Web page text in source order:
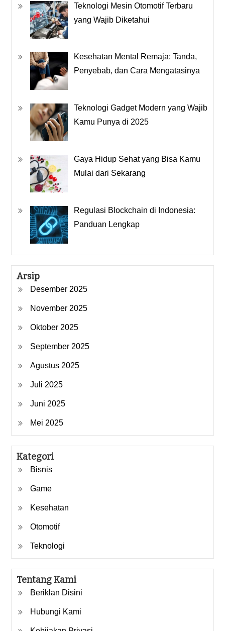
Teknologi Mesin Otomotif Terbaru
yang Wajib Diketahui
Kesehatan Mental Remaja: Tanda,
Penyebab, dan Cara Mengatasinya
Teknologi Gadget Modern yang Wajib
Kamu Punya di 2025
Gaya Hidup Sehat yang Bisa Kamu
Mulai dari Sekarang
Regulasi Blockchain di Indonesia:
Panduan Lengkap
Arsip
Desember 2025
November 2025
Oktober 2025
September 2025
Agustus 2025
Juli 2025
Juni 2025
Mei 2025
Kategori
Bisnis
Game
Kesehatan
Otomotif
Teknologi
Tentang Kami
Beriklan Disini
Hubungi Kami